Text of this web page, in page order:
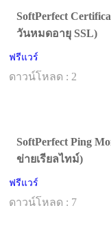
SoftPerfect
วันหมดอายุ SSL)
ฟรีแวร์
ดาวน์โหลด : 2
SoftPerfect Ping
ข่ายเรียลไทม์)
ฟรีแวร์
ดาวน์โหลด : 7